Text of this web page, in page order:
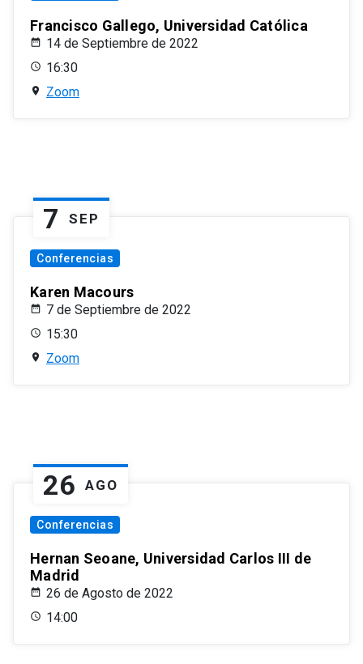
Francisco Gallego, Universidad Católica
14 de Septiembre de 2022
16:30
Zoom
7 SEP
Conferencias
Karen Macours
7 de Septiembre de 2022
15:30
Zoom
26 AGO
Conferencias
Hernan Seoane, Universidad Carlos III de
Madrid
26 de Agosto de 2022
14:00